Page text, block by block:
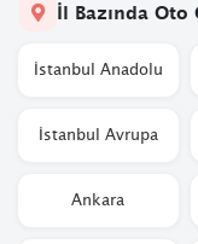
İl Bazında Oto
İstanbul Anadolu
İstanbul Avrupa
Ankara